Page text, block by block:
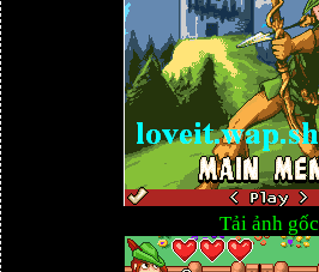
Tải ảnh gốc